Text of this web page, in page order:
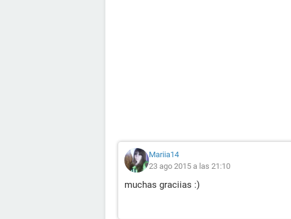
Mariia14
23 ago 2015 a las 21:10
muchas graciias :)